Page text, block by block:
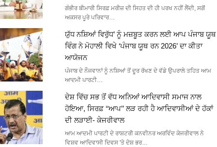
ਗੰਭੀਰ ਬੀਮਾਰੀ ਸਿਰਫ਼ ਮਰੀਜ਼ ਦੀ ਸਿਹਤ ਦੀ ਹੀ ਪਰਖ ਨਹੀਂ ਲੈਂਦੀ, ਸਗੋਂ
ਅਕਸਰ ਪੂਰੇ ਪਰਿਵਾਰ…
ਯੁੱਧ ਨਸ਼ਿਆਂ ਵਿਰੁੱਧ’ ਨੂੰ ਮਜ਼ਬੂਤ ਕਰਨ ਲਈ ਆਪ ਪੰਜਾਬ ਯੂਥ
ਵਿੰਗ ਨੇ ਮੋਹਾਲੀ ਵਿਖੇ ‘ਪੰਜਾਬ ਯੂਥ ਰਨ 2026’ ਦਾ ਕੀਤਾ
ਆਯੋਜਨ
ਪੰਜਾਬ ਦੇ ਨੌਜਵਾਨਾਂ ਨੂੰ ਨਸ਼ਿਆਂ ਤੋਂ ਦੂਰ ਰੱਖਣ ਦੇ ਵੱਡੇ ਉਪਰਾਲੇ ਤਹਿਤ ਆਮ
ਆਦਮੀ ਪਾਰਟੀ…
ਦੇਸ਼ ਵਿੱਚ ਸਭ ਤੋਂ ਵੱਧ ਅਨਿਆਂ ਆਦਿਵਾਸੀ ਸਮਾਜ ਨਾਲ
ਹੋਇਆ, ਸਿਰਫ਼ ‘‘ਆਪ’’ ਲੜ ਰਹੀ ਹੈ ਆਦਿਵਾਸੀਆਂ ਦੇ ਹੱਕਾਂ
ਦੀ ਲੜਾਈ- ਕੇਜਰੀਵਾਲ
ਆਮ ਆਦਮੀ ਪਾਰਟੀ ਦੇ ਰਾਸ਼ਟਰੀ ਕਨਵੀਨਰ ਅਰਵਿੰਦ ਕੇਜਰੀਵਾਲ ਨੇ
ਵਿਸ਼ਵ ਆਦਿਵਾਸੀ ਦਿਵਸ 'ਤੇ ਦੇਸ਼ ਭਰ…